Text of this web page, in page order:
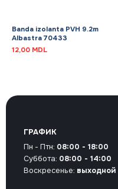
Banda izolanta PVH 9.2m
Albastra 70433
12,00 MDL
ГРАФИК
Пн - Птн: 08:00 - 18:00
Суббота: 08:00 - 14:00
Воскресенье: выходной